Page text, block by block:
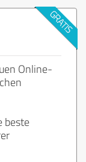
Online-
beste